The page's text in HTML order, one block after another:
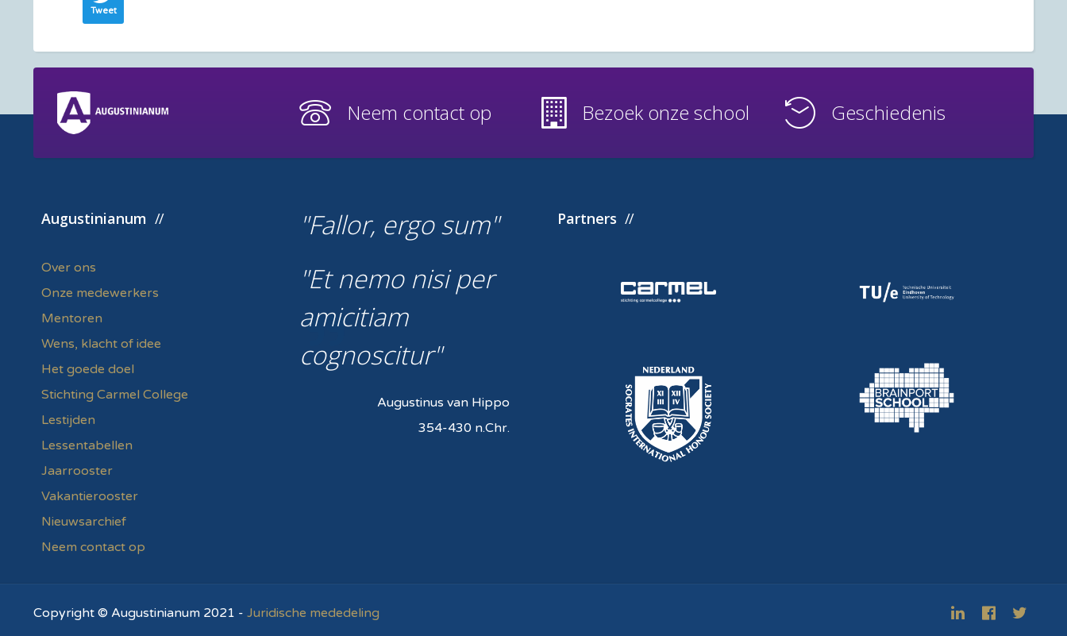
Tweet
Neem contact op Bezoek onze school Geschiedenis
Augustinianum
Over ons
Onze medewerkers
Mentoren
Wens, klacht of idee
Het goede doel
Stichting Carmel College
Lestijden
Lessentabellen
Jaarrooster
Vakantierooster
Nieuwsarchief
Neem contact op
Fallor, ergo sum
Et nemo nisi per
amicitiam
cognoscitur
Augustinus van Hippo
354-430 n.Chr.
Partners
Copyright © Augustinianum 2021 - Juridische mededeling